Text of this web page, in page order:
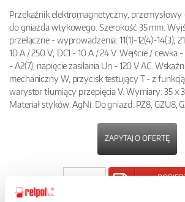
Przekaźnik elektromagnetyczny, przemysłowy
do gniazda wtykowego. Szerokość 35 mm.
przełączne - wyprowadzenia: 11(1)-12(4)-14(3);
10 A / 250 V; DC1 - 10 A / 24 V. Wejście / cewka
- A2(7), napięcie zasilania Un - 120 V AC.
mechaniczny W, przycisk testujący T - z
warystor tłumiący przepięcia V. Wymiary: 35 x
Materiał styków: AgNi. Do gniazd: PZ8, GZU8,
ZAPYTAJ O OFERTĘ